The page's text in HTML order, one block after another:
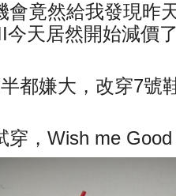
會竟然給我發現昨
今天居然開始減價
都嫌大，改穿7號
穿，Wish me